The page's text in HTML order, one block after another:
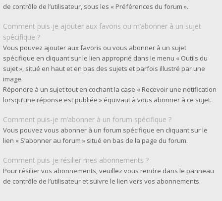
de contrôle de l’utilisateur, sous les « Préférences du forum ».
Comment puis-je ajouter aux favoris ou m’abonner à un sujet
spécifique ?
Vous pouvez ajouter aux favoris ou vous abonner à un sujet
spécifique en cliquant sur le lien approprié dans le menu « Outils du
sujet », situé en haut et en bas des sujets et parfois illustré par une
image.
Répondre à un sujet tout en cochant la case « Recevoir une notification
lorsqu’une réponse est publiée » équivaut à vous abonner à ce sujet.
Comment puis-je m’abonner à un forum spécifique ?
Vous pouvez vous abonner à un forum spécifique en cliquant sur le
lien « S’abonner au forum » situé en bas de la page du forum.
Comment puis-je résilier mes abonnements ?
Pour résilier vos abonnements, veuillez vous rendre dans le panneau
de contrôle de l’utilisateur et suivre le lien vers vos abonnements.